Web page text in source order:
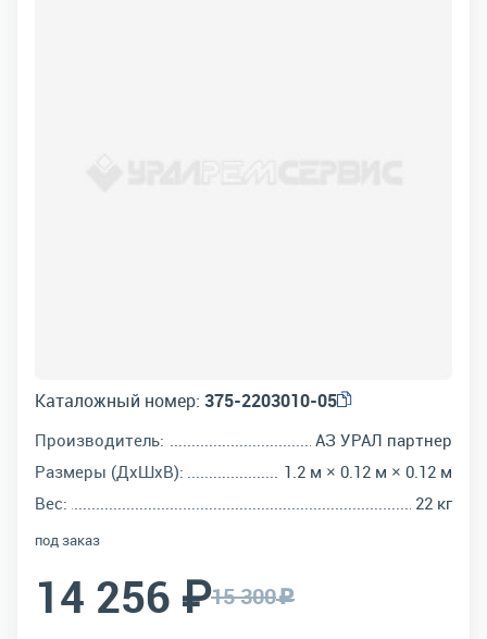
Каталожный номер: 375-2203010-05
Производитель:
АЗ УРАЛ партнер
Размеры (ДхШхВ):
1.2 м × 0.12 м × 0.12 м
Вес:
22 кг
под заказ
14 256 ₽15 300c